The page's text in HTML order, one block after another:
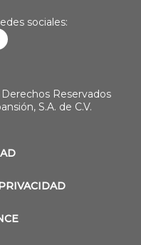
sociales:
Reservados
S.A. de C.V.